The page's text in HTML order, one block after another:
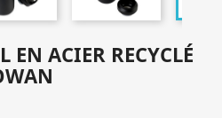
EN ACIER RECYCLÉ